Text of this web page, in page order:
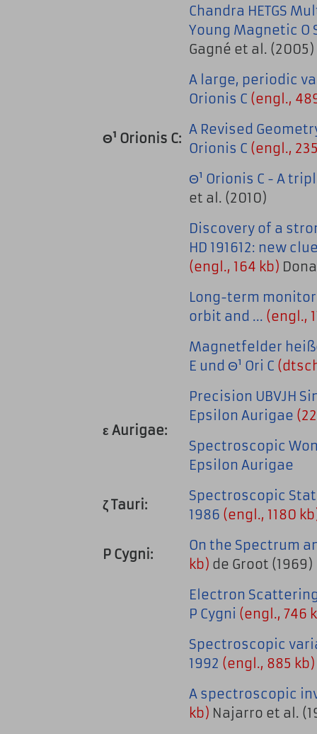
Θ¹ Orionis C:
Chandra HETGS
Young Magnetic O
Gagné et al. (2005)
A large, periodic
Orionis C (engl.,
A Revised
Orionis C (engl.,
Θ¹ Orionis C - A
et al. (2010)
Discovery of a
HD 191612: new
(engl., 164 kb)
Long-term
orbit and ... (engl.,
Magnetfelder
E und Θ¹ Ori C
ε Aurigae:
Precision UBVJH
Epsilon Aurigae
Spectroscopic
Epsilon Aurigae
ζ Tauri:
Spectroscopic
1986 (engl., 1180
P Cygni:
On the Spectrum
kb) de Groot (1969)
Electron
P Cygni (engl., 746
Spectroscopic
1992 (engl., 885 kb)
A spectroscopic
kb) Najarro et al.